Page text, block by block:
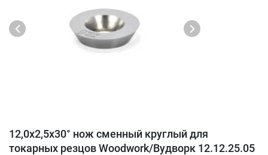
12,0x2,5x30° нож сменный круглый для
токарных резцов Woodwork/Вудворк 12.12.25.05